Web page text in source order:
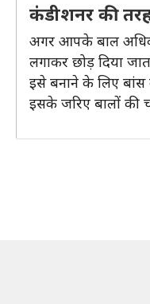
कंडीशनर की
अगर आपके बाल अधिक
लगाकर छोड़ दिया
इसे बनाने के लिए
इसके जरिए बालों की